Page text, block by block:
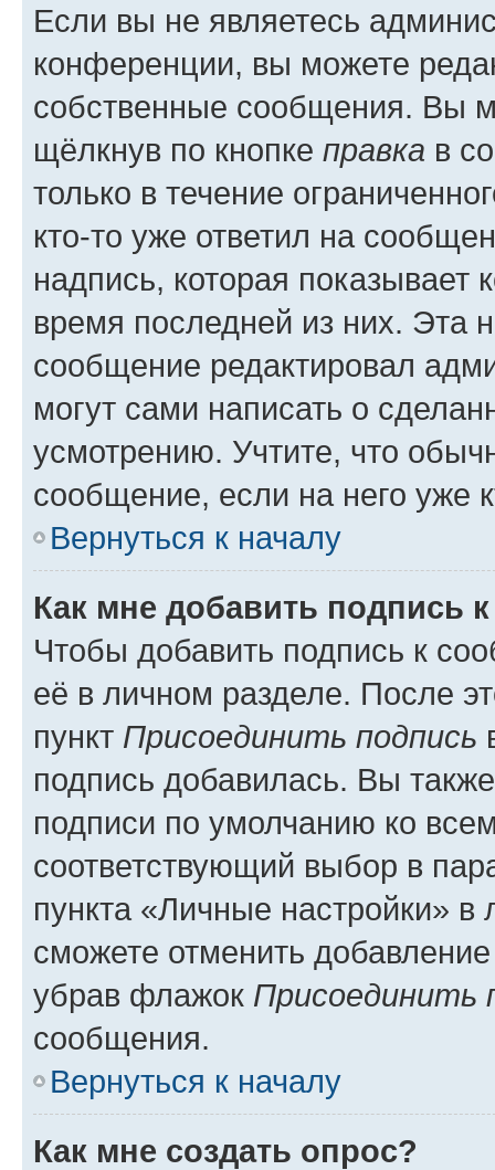
Если вы не являетесь
конференции, вы можете
собственные сообщения. Вы
щёлкнув по кнопке правка в
только в течение
кто-то уже ответил на
надпись, которая показывает
время последней из них. Эта
сообщение редактировал
могут сами написать о
усмотрению. Учтите, что
сообщение, если на него уже
Вернуться к началу
Как мне добавить подпись
Чтобы добавить подпись к
её в личном разделе. После
пункт Присоединить подпись
подпись добавилась. Вы
подписи по умолчанию ко
соответствующий выбор в
пункта «Личные настройки»
сможете отменить
убрав флажок Присоединить
сообщения.
Вернуться к началу
Как мне создать опрос?